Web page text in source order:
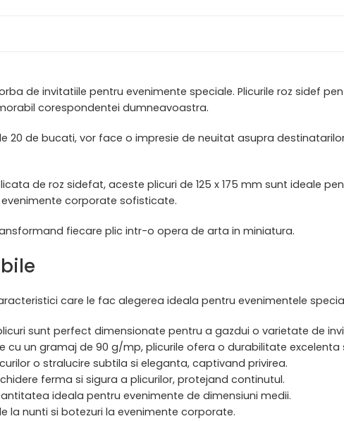
de invitatiile pentru evenimente speciale. Plicurile roz sidef
corespondentei dumneavoastra.
20 de bucati, vor face o impresie de neuitat asupra
de roz sidefat, aceste plicuri de 125 x 175 mm sunt ideale
corporate sofisticate.
fiecare plic intr-o opera de arta in miniatura.
care le fac alegerea ideala pentru evenimentele
sunt perfect dimensionate pentru a gazdui o varietate de
cu un gramaj de 90 g/mp, plicurile ofera o durabilitate excelenta
o stralucire subtila si eleganta, captivand privirea.
ferma si sigura a plicurilor, protejand continutul.
ideala pentru evenimente de dimensiuni medii.
la nunti si botezuri la evenimente corporate.